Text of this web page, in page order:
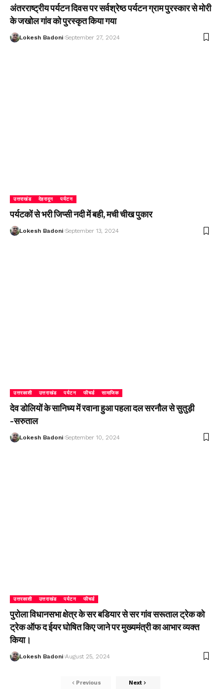
अंतरराष्ट्रीय पर्यटन दिवस पर सर्वश्रेष्ठ पर्यटन ग्राम पुरस्कार से मोरी
के जखोल गांव को पुरस्कृत किया गया
Lokesh Badoni September 27, 2024
उत्तराखंड देहरादून पर्यटन
पर्यटकों से भरी जिप्सी नदी में बही, मची चीख पुकार
Lokesh Badoni September 13, 2024
उत्तरकाशी उत्तराखंड पर्यटन फीचर्ड सामाजिक
देव डोलियों के सानिध्य में रवाना हुआ पहला दल सरनौल से सुतुड़ी
-सरुताल
Lokesh Badoni September 10, 2024
उत्तरकाशी उत्तराखंड पर्यटन फीचर्ड
पुरोला विधानसभा क्षेत्र के सर बडियार से सर गांव सरूताल ट्रेक को
ट्रेक ऑफ द ईयर घोषित किए जाने पर मुख्यमंत्री का आभार व्यक्त
किया।
Lokesh Badoni August 25, 2024
Previous Next